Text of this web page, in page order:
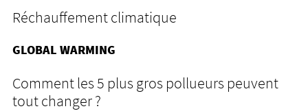
Réchauffement climatique
GLOBAL WARMING
Comment les 5 plus gros pollueurs peuvent
tout changer ?